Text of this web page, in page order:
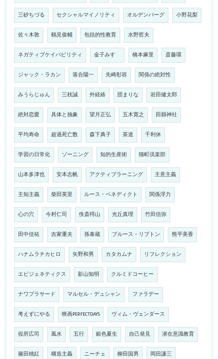
三砂ちづる セクシャルマイノリティ オルデンバーグ 小野花梨
佐々木敦 鶴見俊輔 包括的性教育 水野哲夫
ネガティブケイパビリティ 金子みすゞ 橋本麻里 斎藤環
ジャック・ラカン 落合陽一 先崎彰容 関係の絶対性
みうらじゅん 三枝誠 外経絡 団まりな 岩田健太郎
絶対恋愛 具体と抽象 望月正弘 五木寛之 田縣神社
平均寿命 超過死亡数 森下典子 茶道 千利休
学習の日常化 ゾーニング 知的生産術 猫町倶楽部
山本多津也 安本志帆 アクティブラーニング 主意主義
主知主義 柴田英里 ルース・ベネディクト 関係浮力
心の穴 今村仁司 佚斎樗山 光丘真理 竹田信弥
田中佳祐 吉家重夫 孫泰蔵 ブルース・リプトン 熊平美香
ハナムラチカヒロ 矢野和男 カタカムナ リフレクション
エピジェネティクス 影山知明 クルミドコーヒー
ナワプラサード マルセル・デュシャン ファラデー
考えずにやる 映画PERFECTDAYS ヴィム・ヴェンダース
役所広司 風水 五行 銀色夏生 自己発見 潜在意識教育
篠田桃紅 構造主義 ニーチェ 柳田国男 岡田謙三